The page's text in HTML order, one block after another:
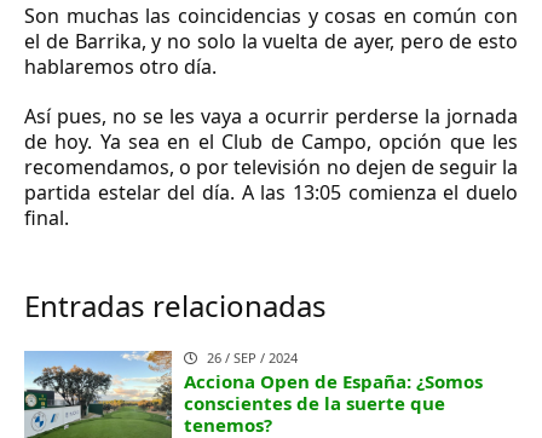
Son muchas las coincidencias y cosas en común con
el de Barrika, y no solo la vuelta de ayer, pero de esto
hablaremos otro día.
Así pues, no se les vaya a ocurrir perderse la jornada
de hoy. Ya sea en el Club de Campo, opción que les
recomendamos, o por televisión no dejen de seguir la
partida estelar del día. A las 13:05 comienza el duelo
final.
Entradas relacionadas
26 / SEP / 2024
Acciona Open de España: ¿Somos
conscientes de la suerte que
tenemos?